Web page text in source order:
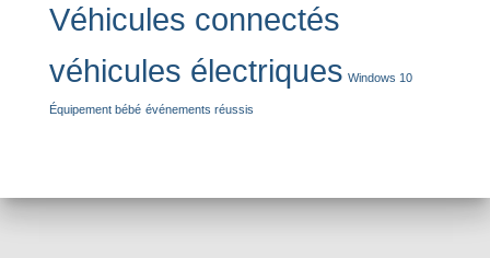
Véhicules connectés
véhicules électriques Windows 10
Équipement bébé événements réussis